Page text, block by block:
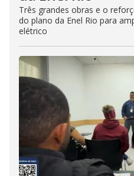
Três grandes obras e o
do plano da Enel Rio para
elétrico